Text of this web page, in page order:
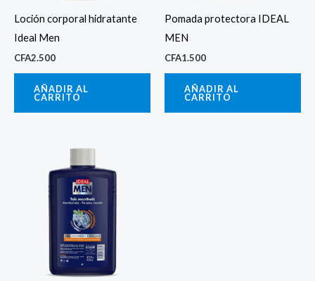
Loción corporal hidratante
Ideal Men
CFA2.500
AÑADIR AL
CARRITO
Pomada protectora IDEAL
MEN
CFA1.500
AÑADIR AL
CARRITO